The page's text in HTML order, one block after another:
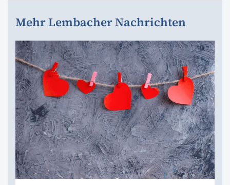
Mehr Lembacher Nachrichten